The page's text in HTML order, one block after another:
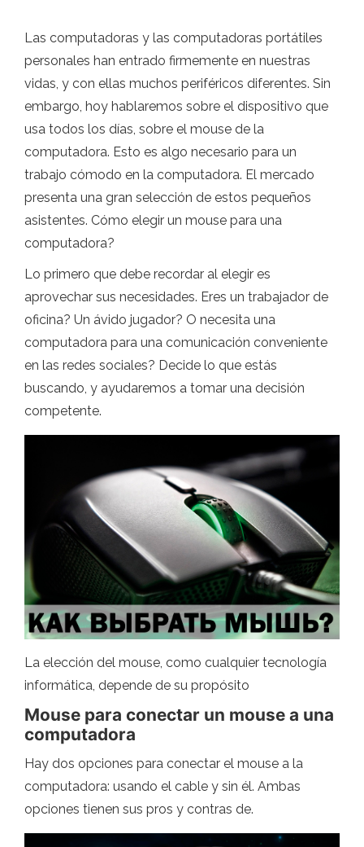
Las computadoras y las computadoras portátiles
personales han entrado firmemente en nuestras
vidas, y con ellas muchos periféricos diferentes. Sin
embargo, hoy hablaremos sobre el dispositivo que
usa todos los días, sobre el mouse de la
computadora. Esto es algo necesario para un
trabajo cómodo en la computadora. El mercado
presenta una gran selección de estos pequeños
asistentes. Cómo elegir un mouse para una
computadora?
Lo primero que debe recordar al elegir es
aprovechar sus necesidades. Eres un trabajador de
oficina? Un ávido jugador? O necesita una
computadora para una comunicación conveniente
en las redes sociales? Decide lo que estás
buscando, y ayudaremos a tomar una decisión
competente.
La elección del mouse, como cualquier tecnología
informática, depende de su propósito
Mouse para conectar un mouse a una
computadora
Hay dos opciones para conectar el mouse a la
computadora: usando el cable y sin él. Ambas
opciones tienen sus pros y contras de.